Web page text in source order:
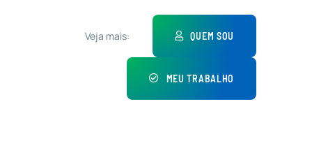
Veja mais: QUEM SOU
MEU TRABALHO